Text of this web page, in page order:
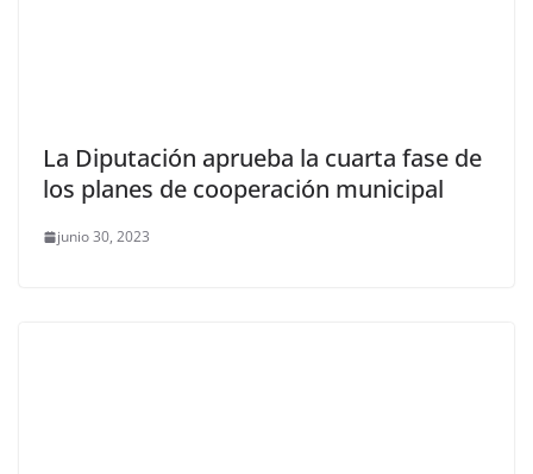
La Diputación aprueba la cuarta fase de
los planes de cooperación municipal
junio 30, 2023